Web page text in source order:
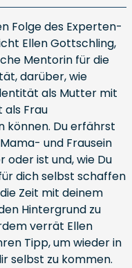
Folge des Experten-
Ellen Gottschling,
Mentorin für die
darüber, wie
als Mutter mit
Frau
können. Du erfährst
und Frausein
oder ist und, wie Du
dich selbst schaffen
Zeit mit deinem
Hintergrund zu
verrät Ellen
Tipp, um wieder in
selbst zu kommen.